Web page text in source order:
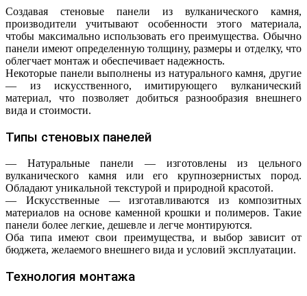
Создавая стеновые панели из вулканического камня,
производители учитывают особенности этого материала,
чтобы максимально использовать его преимущества. Обычно
панели имеют определенную толщину, размеры и отделку, что
облегчает монтаж и обеспечивает надежность.
Некоторые панели выполнены из натурального камня, другие
— из искусственного, имитирующего вулканический
материал, что позволяет добиться разнообразия внешнего
вида и стоимости.
Типы стеновых панелей
— Натуральные панели — изготовлены из цельного
вулканического камня или его крупнозернистых пород.
Обладают уникальной текстурой и природной красотой.
— Искусственные — изготавливаются из композитных
материалов на основе каменной крошки и полимеров. Такие
панели более легкие, дешевле и легче монтируются.
Оба типа имеют свои преимущества, и выбор зависит от
бюджета, желаемого внешнего вида и условий эксплуатации.
Технология монтажа